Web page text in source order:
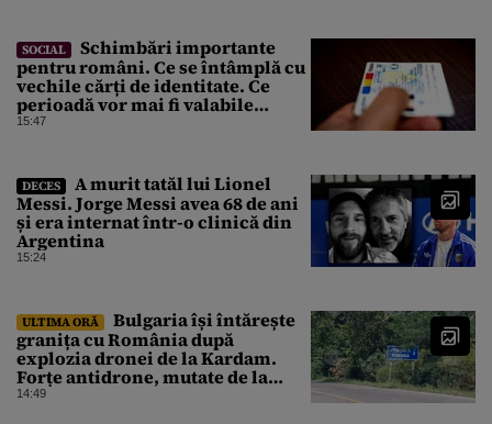
SOCIAL
Schimbări importante
pentru români. Ce se întâmplă cu
vechile cărți de identitate. Ce
perioadă vor mai fi valabile
buletinele clasice
15:47
DECES
A murit tatăl lui Lionel
Messi. Jorge Messi avea 68 de ani
și era internat într-o clinică din
Argentina
15:24
ULTIMA ORĂ
Bulgaria își întărește
granița cu România după
explozia dronei de la Kardam.
Forțe antidrone, mutate de la
frontiera cu Turcia
14:49